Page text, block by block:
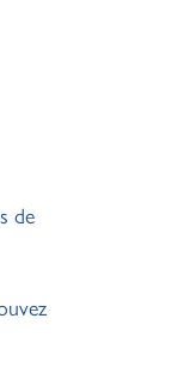
de